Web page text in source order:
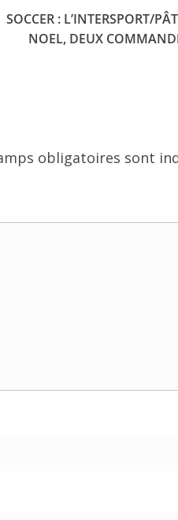
SOCCER : L’INTERSPORT/
NOEL, DEUX
obligatoires sont